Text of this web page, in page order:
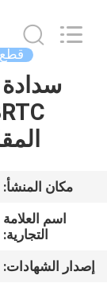
المنزل
المنتجات
أشرطة
فيديو
حولنا
قطع
سدادة
مكان المنشأ:
اسم العلامة
التجارية:
إصدار الشهادات: